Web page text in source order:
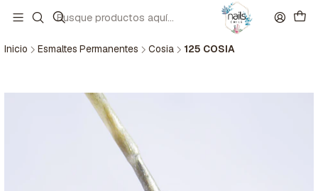
Inicio Esmaltes Permanentes Cosia 125 COSIA